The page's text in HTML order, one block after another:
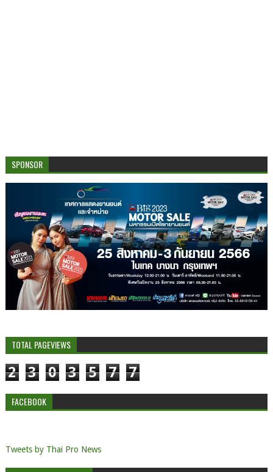
SPONSOR
TOTAL PAGEVIEWS
2 3 0 3 5 7 7
FACEBOOK
Tweets by Thai Pro News